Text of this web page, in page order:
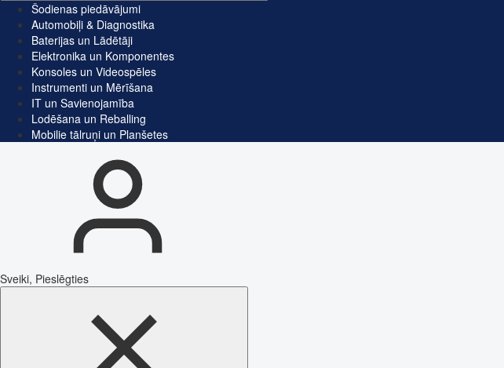
Šodienas piedāvājumi
Automobiļi & Diagnostika
Baterijas un Lādētāji
Elektronika un Komponentes
Konsoles un Videospēles
Instrumenti un Mērīšana
IT un Savienojamība
Lodēšana un Reballing
Mobilie tālruņi un Planšetes
Sveiki, Pieslēgties